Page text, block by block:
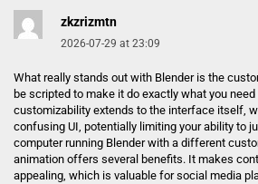
zkzrizmtn
2026-07-29 at 23:09
What really stands out with Blender is the
be scripted to make it do exactly what you
customizability extends to the interface itself,
confusing UI, potentially limiting your ability to
computer running Blender with a different
animation offers several benefits. It makes
appealing, which is valuable for social media